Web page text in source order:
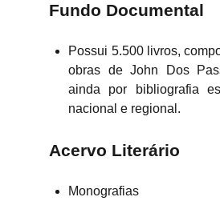
Fundo Documental
Possui 5.500 livros,
obras de John Dos
ainda por bibliografia
nacional e regional.
Acervo Literário
Monografias